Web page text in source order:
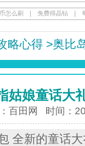
怎么刷 免费得晶钻
略心得 >奥比
姑娘童话大
百田网 时间：
全新的童话